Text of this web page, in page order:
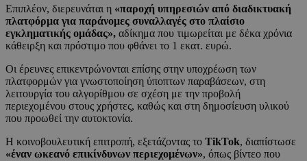
Επιπλέον, διερευνάται η «παροχή υπηρεσιών από διαδικτυακή
πλατφόρμα για παράνομες συναλλαγές στο πλαίσιο
εγκληματικής ομάδας», αδίκημα που τιμωρείται με δέκα χρόνια
κάθειρξη και πρόστιμο που φθάνει το 1 εκατ. ευρώ.
Οι έρευνες επικεντρώνονται επίσης στην υποχρέωση των
πλατφορμών για γνωστοποίηση ύποπτων παραβάσεων, στη
λειτουργία του αλγορίθμου σε σχέση με την προβολή
περιεχομένου στους χρήστες, καθώς και στη δημοσίευση υλικού
που προωθεί την αυτοκτονία.
Η κοινοβουλευτική επιτροπή, εξετάζοντας το TikTok, διαπίστωσε
«έναν ωκεανό επικίνδυνων περιεχομένων», όπως βίντεο που